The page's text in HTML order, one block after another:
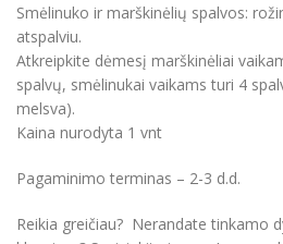
Smėlinuko ir marškinėlių spalvos:
atspalviu.
Atkreipkite dėmesį marškinėliai
spalvų, smėlinukai vaikams turi 4
melsva).
Kaina nurodyta 1 vnt
Pagaminimo terminas – 2-3 d.d.
Reikia greičiau? Nerandate tinkamo